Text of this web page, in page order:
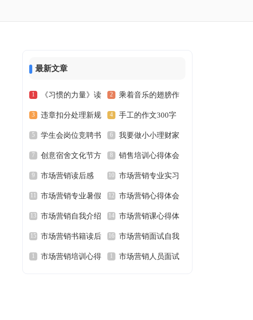
最新文章
《习惯的力量》读
书心得
乘着音乐的翅膀作
文
违章扣分处理新规
定
手工的作文300字
学生会岗位竞聘书 我要做小小理财家
三年级作文
创意宿舍文化节方
案
销售培训心得体会
市场营销读后感 市场营销专业实习
报告
市场营销专业暑假
实习报告
市场营销心得体会
市场营销自我介绍
范文
市场营销课心得体
会
市场营销书籍读后
感范文
市场营销面试自我
介绍范文
市场营销培训心得 市场营销人员面试